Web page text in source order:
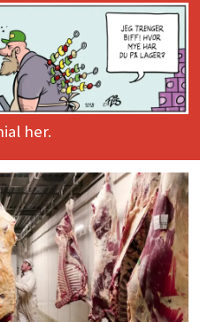
her.